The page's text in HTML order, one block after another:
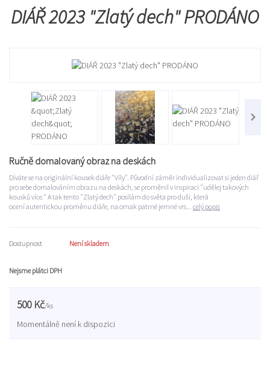
DIÁŘ 2023 "Zlatý dech" PRODÁNO
Ručně domalovaný obraz na deskách
Díváte se na originální kousek diáře "Víly". Původní záměr individualizovat si jeden diář
pro sebe domalováním obrazu na deskách, se proměnil v inspiraci "udělej takových
kousků více." A tak tento "Zlatý dech" posílám do světa pro duši, která
ocení autentickou proměnu diáře, na omak patrné jemné vrs... celý popis
Dostupnost Není skladem
Nejsme plátci DPH
500 Kč/ks
Momentálně není k dispozici